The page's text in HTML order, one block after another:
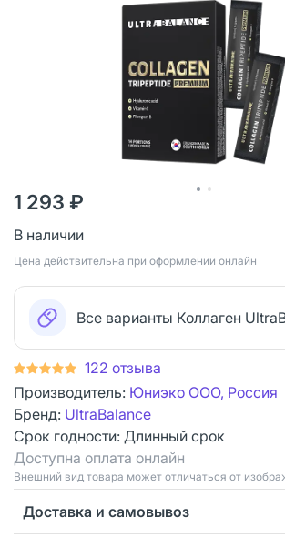
1 293 ₽
В наличии
Цена действительна при оформлении онлайн
Все варианты Коллаген
122 отзыва
Производитель: Юниэко ООО, Россия
Бренд: UltraBalance
Срок годности: Длинный срок
Доступна оплата онлайн
Bнешний вид товара может отличаться от
Доставка и самовывоз